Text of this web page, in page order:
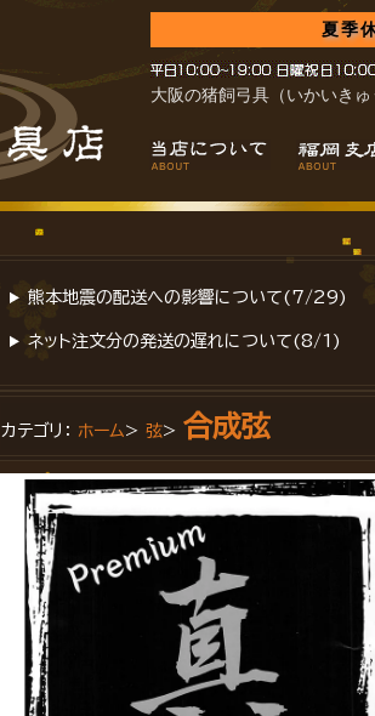
夏季
大阪の猪飼弓具（いかいき
熊本地震の配送への影響について(7/29)
ネット注文分の発送の遅れについて(8/1)
カテゴリ： ホーム> 弦> 合成弦